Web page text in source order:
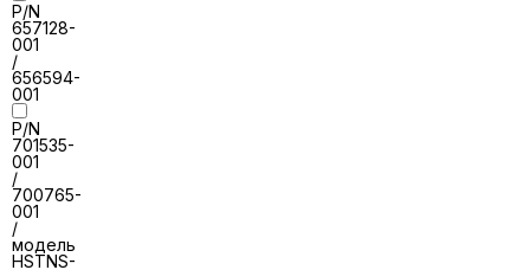
P/N
657128-
001
/
656594-
001
P/N
701535-
001
/
700765-
001
/
модель
HSTNS-